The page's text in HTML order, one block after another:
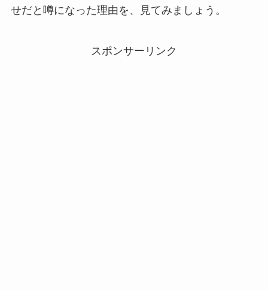
せだと噂になった理由を、見てみましょう。
スポンサーリンク